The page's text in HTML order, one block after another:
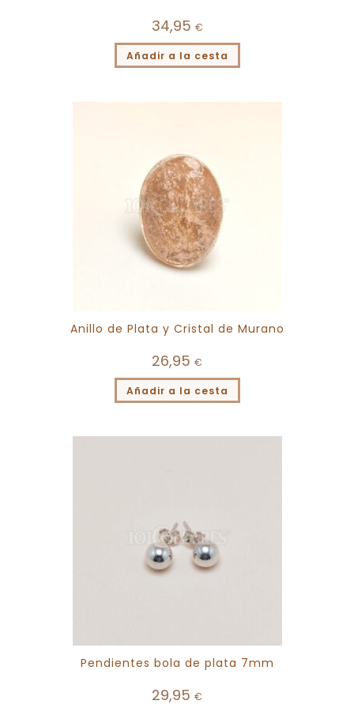
34,95 €
Añadir a la cesta
Anillo de Plata y Cristal de Murano
26,95 €
Añadir a la cesta
Pendientes bola de plata 7mm
29,95 €